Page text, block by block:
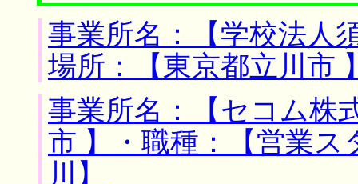
事業所名：【学校法人
場所：【東京都立川市
事業所名：【セコム株
市 】・職種：【営業
川】